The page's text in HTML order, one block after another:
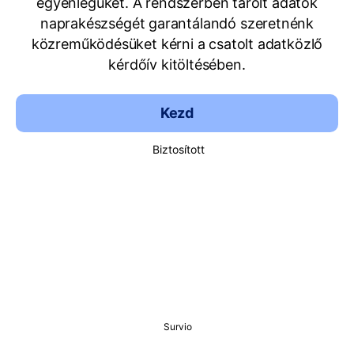
naprakészségét garantálandó szeretnénk
közreműködésüket kérni a csatolt adatközlő
kérdőív kitöltésében.
Kezd
Biztosított
Survio